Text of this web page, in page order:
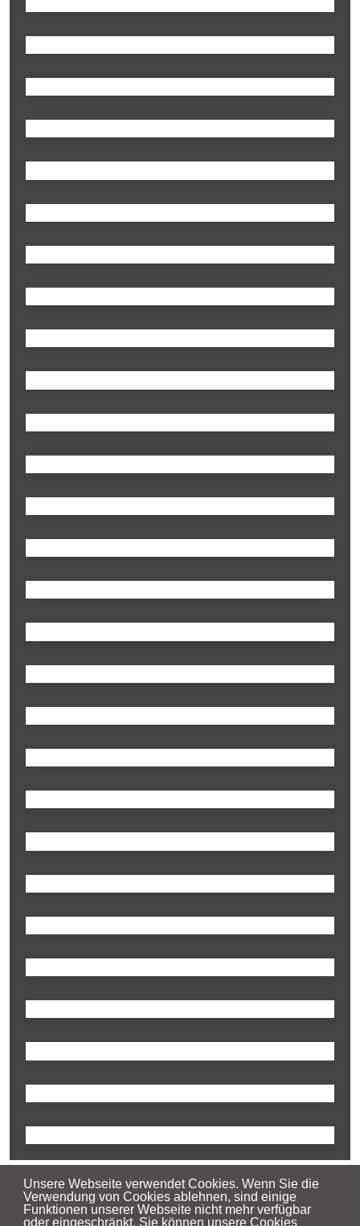
Unsere Webseite verwendet Cookies. Wenn Sie die
Verwendung von Cookies ablehnen, sind einige
Funktionen unserer Webseite nicht mehr verfügbar
oder eingeschränkt. Sie können unsere Cookies